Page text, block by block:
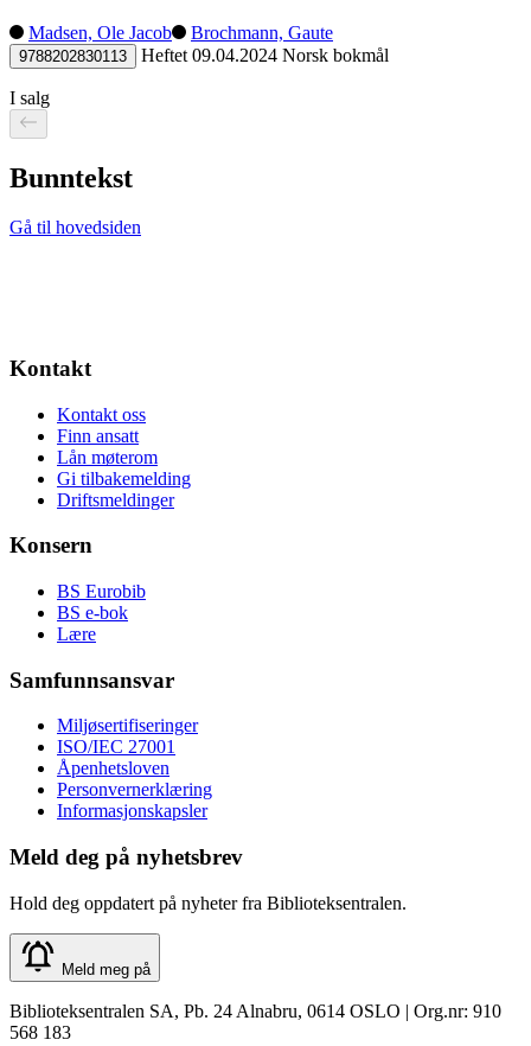
Madsen, Ole Jacob Brochmann, Gaute
9788202830113 Heftet 09.04.2024 Norsk bokmål
I salg
Bunntekst
Gå til hovedsiden
Kontakt
Kontakt oss
Finn ansatt
Lån møterom
Gi tilbakemelding
Driftsmeldinger
Konsern
BS Eurobib
BS e-bok
Lære
Samfunnsansvar
Miljøsertifiseringer
ISO/IEC 27001
Åpenhetsloven
Personvernerklæring
Informasjonskapsler
Meld deg på nyhetsbrev
Hold deg oppdatert på nyheter fra Biblioteksentralen.
Meld meg på
Biblioteksentralen SA, Pb. 24 Alnabru, 0614 OSLO | Org.nr: 910
568 183